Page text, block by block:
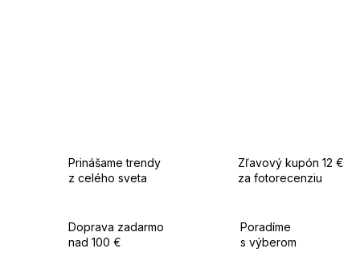
Prinášame trendy
z celého sveta
Zľavový kupón 12 €
za fotorecenziu
Doprava zadarmo
nad 100 €
Poradíme
s výberom